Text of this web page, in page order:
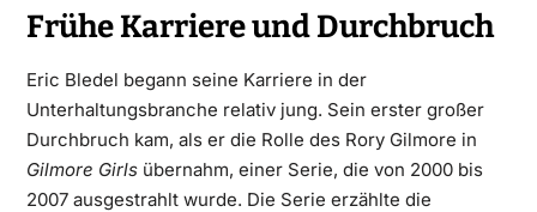
Frühe Karriere und Durchbruch
Eric Bledel begann seine Karriere in der
Unterhaltungsbranche relativ jung. Sein erster großer
Durchbruch kam, als er die Rolle des Rory Gilmore in
Gilmore Girlsübernahm, einer Serie, die von 2000 bis
2007 ausgestrahlt wurde. Die Serie erzählte die